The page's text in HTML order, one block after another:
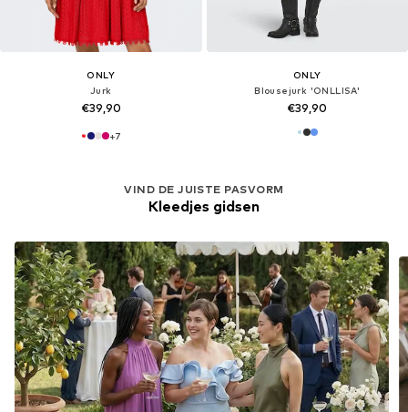
ONLY
Jurk
€39,90
+7
ONLY
Blousejurk 'ONLLISA'
€39,90
VIND DE JUISTE PASVORM
Kleedjes gidsen